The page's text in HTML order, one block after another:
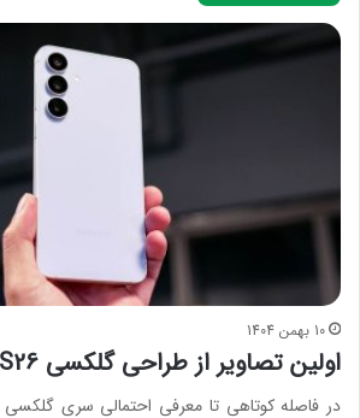
10 بهمن 1404
اولین تصاویر از طراحی گلکسی S26 فاش شد!